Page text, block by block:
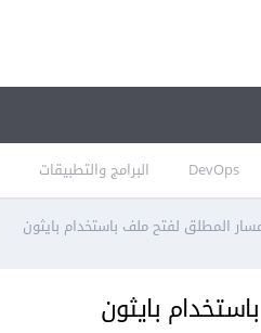
DevOps البرامج والتطبيقات
المطلق لفتح ملف باستخدام بايثون
بايثون